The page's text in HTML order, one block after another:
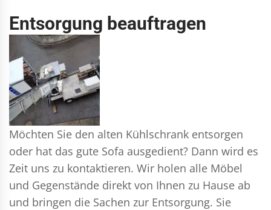
Entsorgung beauftragen
Möchten Sie den alten Kühlschrank entsorgen
oder hat das gute Sofa ausgedient? Dann wird es
Zeit uns zu kontaktieren. Wir holen alle Möbel
und Gegenstände direkt von Ihnen zu Hause ab
und bringen die Sachen zur Entsorgung. Sie